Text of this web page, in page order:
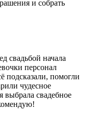
и собрать
свадьбой начала
персонал
подсказали, помогли
чудесное
выбрала свадебное